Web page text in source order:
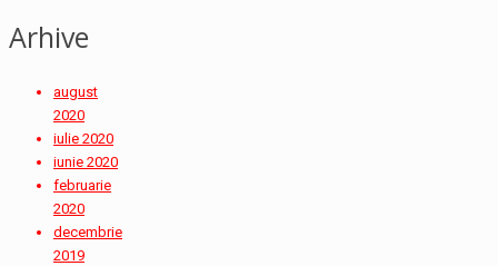
Arhive
august
2020
iulie 2020
iunie 2020
februarie
2020
decembrie
2019